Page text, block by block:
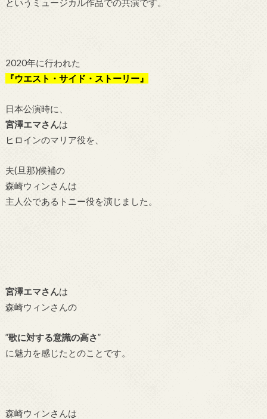
というミュージカル作品での共演です。
2020年に行われた
『ウエスト・サイド・ストーリー』
日本公演時に、
宮澤エマさんは
ヒロインのマリア役を、
夫(旦那)候補の
森崎ウィンさんは
主人公であるトニー役を演じました。
宮澤エマさんは
森崎ウィンさんの
”歌に対する意識の高さ”
に魅力を感じたとのことです。
森崎ウィンさんは